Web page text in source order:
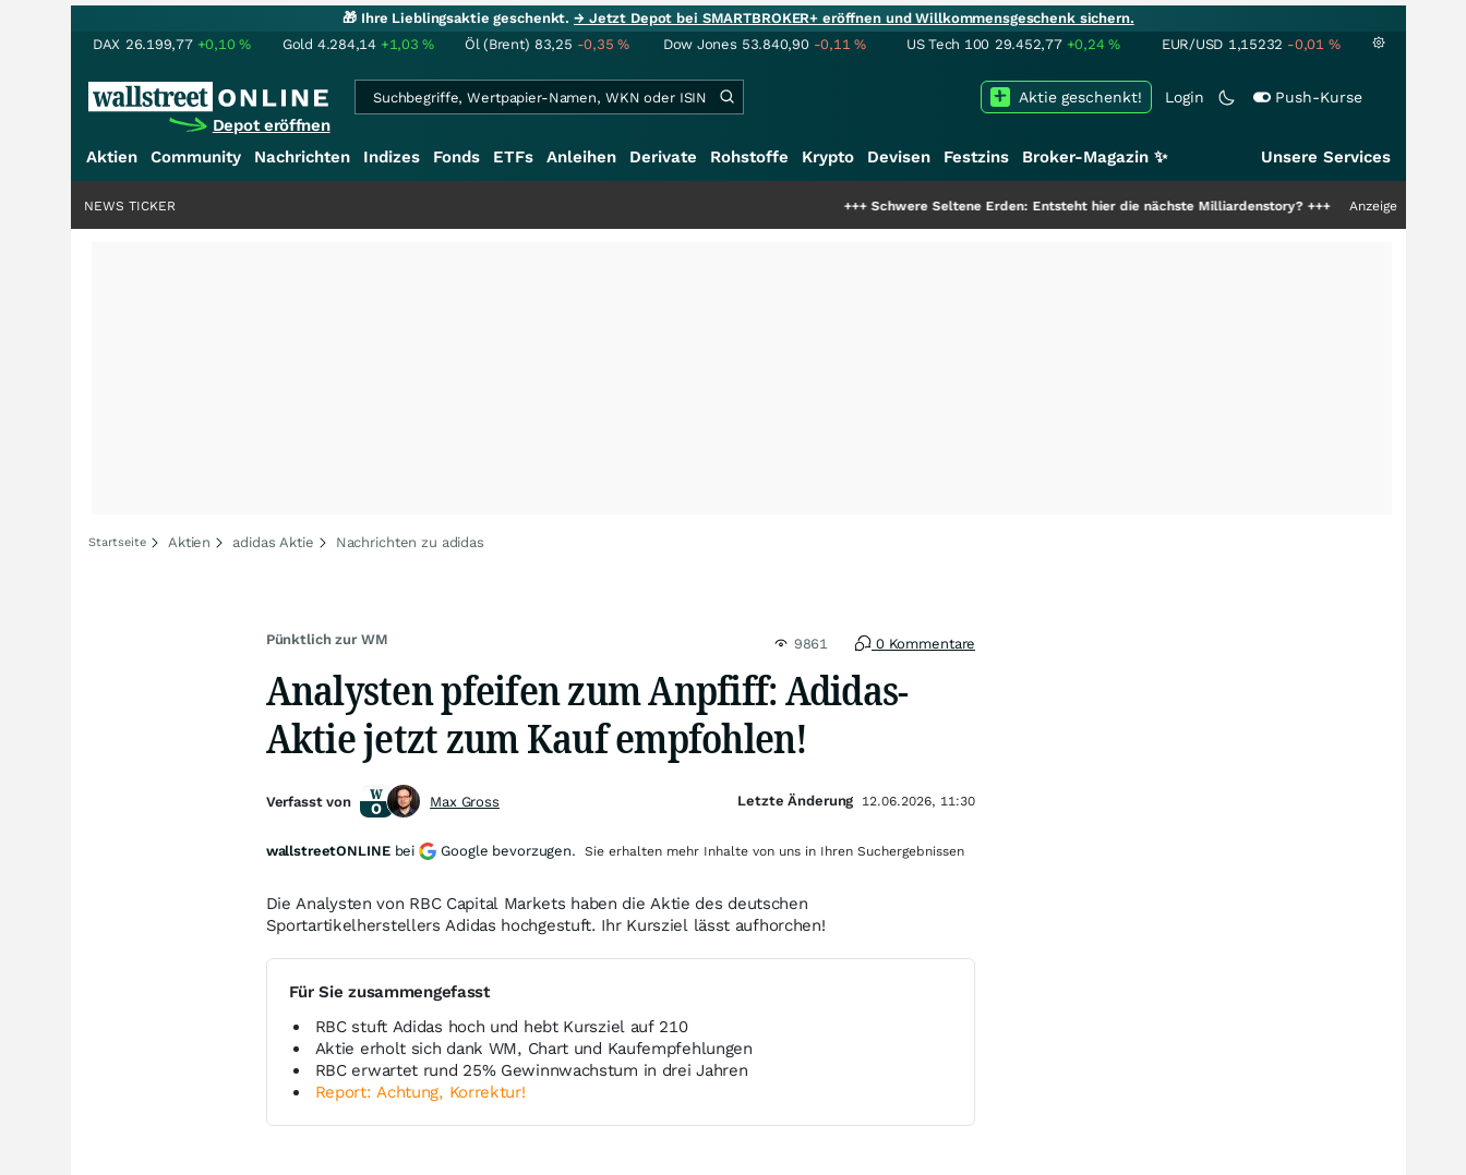
🎁 Ihre Lieblingsaktie geschenkt.→ Jetzt Depot bei SMARTBROKER+ eröffnen und Willkommensgeschenk sichern.
DAX 26.199,77 +0,10% Gold 4.284,14 +1,03% Öl (Brent) 83,25 -0,35% Dow Jones 53.840,90 -0,11% US Tech 100 29.452,77 +0,24% EUR/USD 1,15232 -0,01 %
Depot eröffnen
Login Push-Kurse
Aktie geschenkt!
Aktien Community Nachrichten Indizes Fonds ETFs Anleihen Derivate Rohstoffe Krypto Devisen Festzins Broker-Magazin ✨ Unsere Services
Schwere Seltene Erden: Entsteht hier die nächste Milliardenstory?+++ Anzeige
NEWS TICKER
Startseite Aktien adidas Aktie Nachrichten zu adidas
Pünktlich zur WM 9861 0 Kommentare
Analysten pfeifen zum Anpfiff: Adidas-
Aktie jetzt zum Kauf empfohlen!
Die Analysten von RBC Capital Markets haben die Aktie des deutschen
Sportartikelherstellers Adidas hochgestuft. Ihr Kursziel lässt aufhorchen!
Für Sie zusammengefasst
RBC stuft Adidas hoch und hebt Kursziel auf 210
Aktie erholt sich dank WM, Chart und Kaufempfehlungen
RBC erwartet rund 25% Gewinnwachstum in drei Jahren
Report: Achtung, Korrektur!
Verfasst von Max Gross Letzte Änderung 12.06.2026, 11:30
wallstreetONLINE bei Google bevorzugen. Sie erhalten mehr Inhalte von uns in Ihren Suchergebnissen